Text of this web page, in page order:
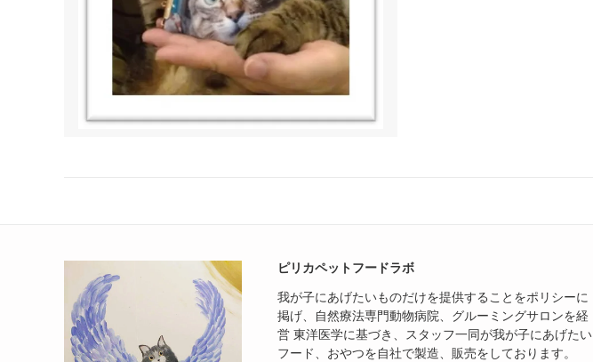
ピリカペットフードラボ
我が子にあげたいものだけを提供することをポリシーに
掲げ、自然療法専門動物病院、グルーミングサロンを経
営 東洋医学に基づき、スタッフ一同が我が子にあげたい
フード、おやつを自社で製造、販売をしております。